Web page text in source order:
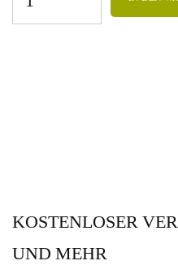
KOSTENLOSER
UND MEHR